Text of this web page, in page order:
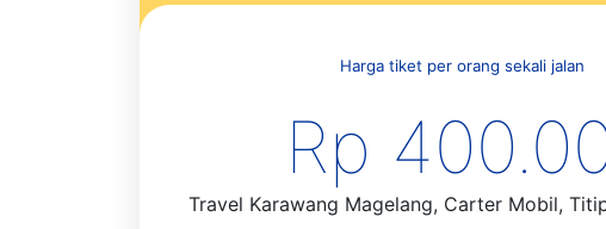
Harga tiket per orang sekali jalan
Rp
Travel Karawang Magelang, Carter Mobil,